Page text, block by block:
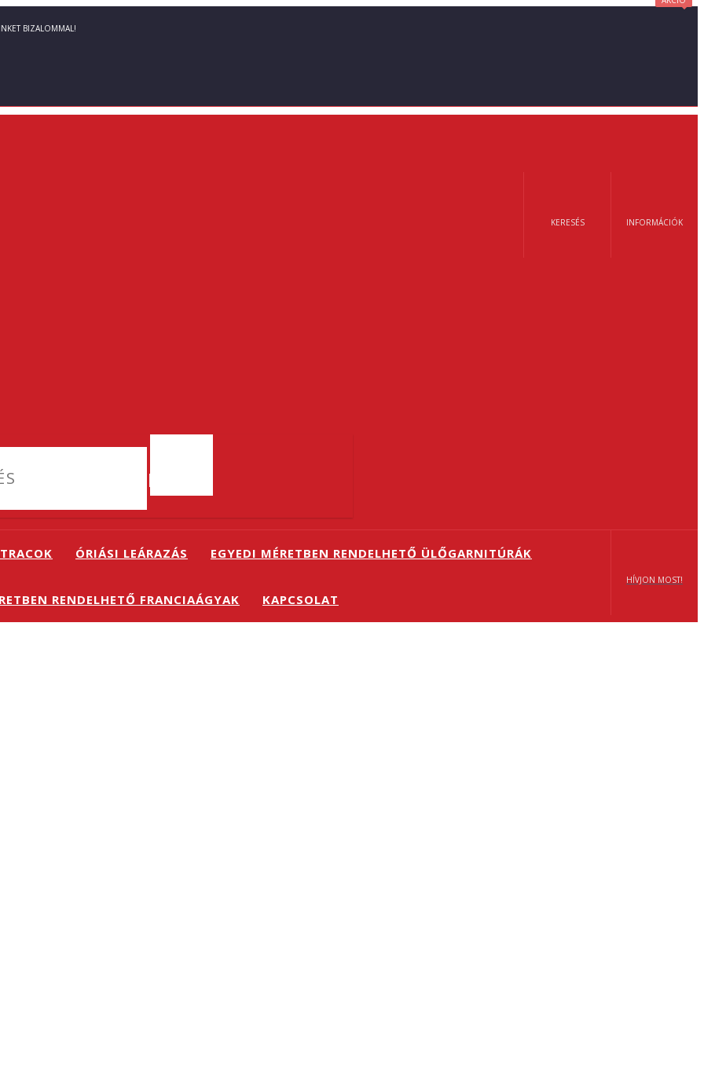
BIZALOMMAL!
INFORMÁCIÓK
KERESÉS
HÍVJON MOST!
ÓRIÁSI LEÁRAZÁS EGYEDI MÉRETBEN RENDELHETŐ ÜLŐGARNITÚRÁK
RENDELHETŐ FRANCIAÁGYAK KAPCSOLAT